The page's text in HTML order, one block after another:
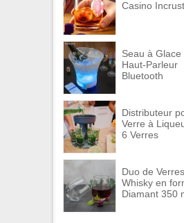
Casino
Seau à Glace
Haut-Parleur
Bluetooth
Distributeur
Verre à
6 Verres
Duo de
Whisky en
Diamant 350